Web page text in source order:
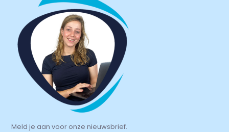
Meld je aan voor onze nieuwsbrief.